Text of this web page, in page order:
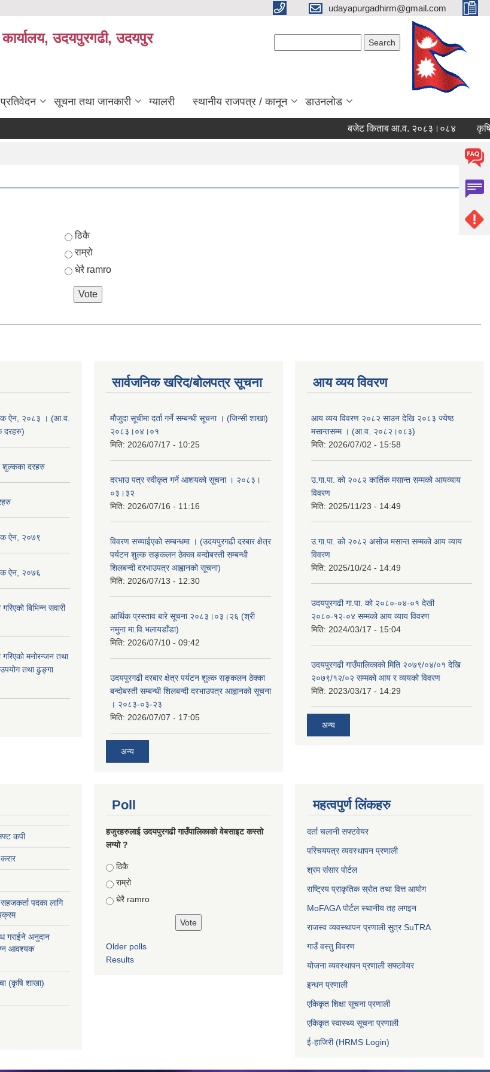
udayapurgadhirm@gmail.com
कार्यालय, उदयपुरगढी, उदयपुर
प्रतिवेदन सूचना तथा जानकारी ग्यालरी स्थानीय राजपत्र / कानून डाउनलोड
बजेट किताब आ.व. २०८३।०८४ कृषि
Choices
ठिकै
राम्रो
धेरै ramro
ऐन, २०८३ । (आ.व.
दरहरु)
दरहरु
ऐन, २०७९
ऐन, २०७६
बिभिन्न सवारी
गरिएको मनोरन्जन तथा
तथा ढुङ्गा
सार्वजनिक खरिद/बोलपत्र सूचना
मौजुदा सूचीमा दर्ता गर्ने सम्बन्धी सूचना । (जिन्सी शाखा)
२०८३।०४।०१
मिति: 2026/07/17 - 10:25
दरभाउ पत्र स्वीकृत गर्ने आशयको सूचना । २०८३।
०३।३२
मिति: 2026/07/16 - 11:16
विवरण सच्याईएको सम्बन्धमा । (उदयपुरगढी दरबार क्षेत्र
पर्यटन शुल्क सङ्कलन ठेक्का बन्दोबस्ती सम्बन्धी
शिलबन्दी दरभाउपत्र आह्वानको सूचना)
मिति: 2026/07/13 - 12:30
आर्थिक प्रस्ताव बारे सूचना २०८३।०३।२६ (श्री
नमुना मा.वि.भलायडाँडा)
मिति: 2026/07/10 - 09:42
उदयपुरगढी दरबार क्षेत्र पर्यटन शुल्क सङ्कलन ठेक्का
बन्दोबस्ती सम्बन्धी शिलबन्दी दरभाउपत्र आह्वानको सूचना
। २०८३-०३-२३
मिति: 2026/07/07 - 17:05
अन्य
आय व्यय विवरण
आय व्यय विवरण २०८२ साउन देखि २०८३ ज्येष्ठ
मसान्तसम्म । (आ.व. २०८२।०८३)
मिति: 2026/07/02 - 15:58
उ.गा.पा. को २०८२ कार्तिक मसान्त सम्मको आयव्याय
विवरण
मिति: 2025/11/23 - 14:49
उ.गा.पा. को २०८२ असोज मसान्त सम्मको आय व्याय
विवरण
मिति: 2025/10/24 - 14:49
उदयपुरगढी गा.पा. को २०८०-०४-०१ देखी
२०८०-१२-०४ सम्मको आय व्याय विवरण
मिति: 2024/03/17 - 15:04
उदयपुरगढी गाउँपालिकाको मिति २०७९/०४/०१ देखि
२०७९/१२/०२ सम्मको आय र व्ययको विवरण
मिति: 2023/03/17 - 14:29
अन्य
कपी
पदका लागि
गराईने अनुदान
आवश्यक
(कृषि शाखा)
Poll
हजुरहरुलाई उदयपुरगढी गाउँपालिकाको वेबसाइट कस्तो
लग्यो ?
Choices
ठिकै
राम्रो
धेरै ramro
Older polls
Results
महत्वपुर्ण लिंकहरु
दर्ता चलानी सफ्टवेयर
परिचयपत्र व्यवस्थापन प्रणाली
श्रम संसार पोर्टल
राष्ट्रिय प्राकृतिक स्रोत तथा वित्त आयोग
MoFAGA पोर्टल स्थानीय तह लगइन
राजस्व व्यवस्थापन प्रणाली सुत्र SuTRA
गाउँ वस्तु विवरण
योजना व्यवस्थापन प्रणाली सफ्टवेयर
इन्धन प्रणाली
एकिकृत शिक्षा सूचना प्रणाली
एकिकृत स्वास्थ्य सूचना प्रणाली
ई-हाजिरी (HRMS Login)